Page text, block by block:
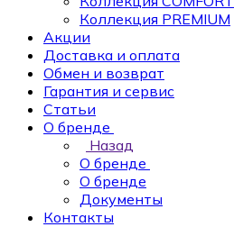
Коллекция PREMIUM
Акции
Доставка и оплата
Обмен и возврат
Гарантия и сервис
Статьи
О бренде
Назад
О бренде
О бренде
Документы
Контакты